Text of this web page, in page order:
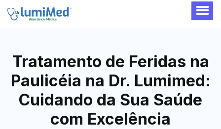
Tratamento de Feridas na
Paulicéia na Dr. Lumimed:
Cuidando da Sua Saúde
com Excelência